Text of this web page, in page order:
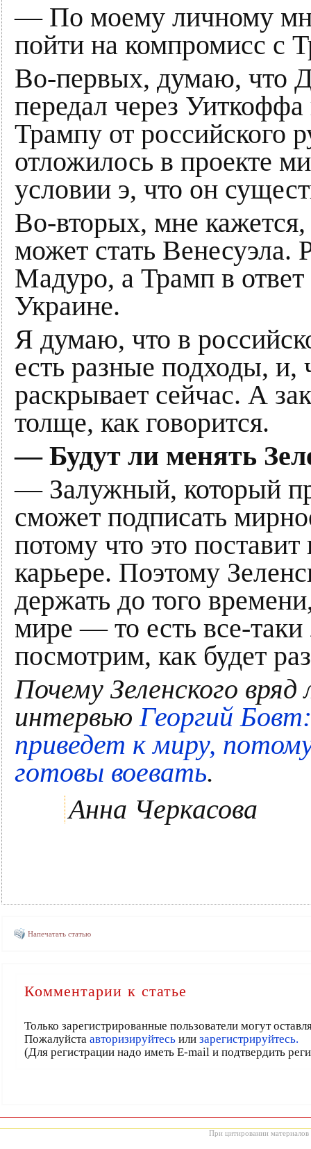
— По моему личному
пойти на компромисс с
Во-первых, думаю, что
передал через
Трампу от российского
отложилось в проекте
условии э, что он
Во-вторых, мне
может стать Венесуэла.
Мадуро, а Трамп в
Украине.
Я думаю, что в
есть разные подходы, и,
раскрывает сейчас. А
толще, как говорится.
— Будут ли менять
— Залужный, который
сможет подписать
потому что это
карьере. Поэтому
держать до того
мире — то есть все-таки
посмотрим, как будет
Почему Зеленского
интервьюГеоргий
приведет к миру,
готовы воевать.
Анна Черкасова
Напечатать статью
Комментарии к статье
Только зарегистрированные пользователи могут
Пожалуйста авторизируйтесьили зарегистрируйтесь.
(Для регистрации надо иметь E-mail и подтвердить
При цитировании материалов